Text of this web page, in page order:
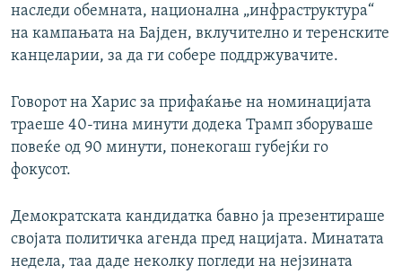
наследи обемната, национална „инфраструктура“
на кампањата на Бајден, вклучително и теренските
канцеларии, за да ги собере поддржувачите.
Говорот на Харис за прифаќање на номинацијата
траеше 40-тина минути додека Трамп зборуваше
повеќе од 90 минути, понекогаш губејќи го
фокусот.
Демократската кандидатка бавно ја презентираше
својата политичка агенда пред нацијата. Минатата
недела, таа даде неколку погледи на нејзината